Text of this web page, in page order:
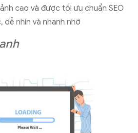
cao và được tối ưu chuẩn SEO
dễ nhìn và nhanh nhớ